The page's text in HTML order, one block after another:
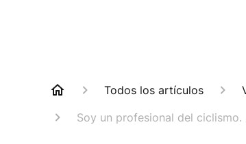
Todos los artículos
Soy un profesional del